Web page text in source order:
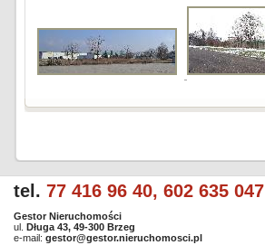
tel. 77 416 96 40, 602 635 047
Gestor Nieruchomości
ul. Długa 43, 49-300 Brzeg
e-mail: gestor@gestor.nieruchomosci.pl